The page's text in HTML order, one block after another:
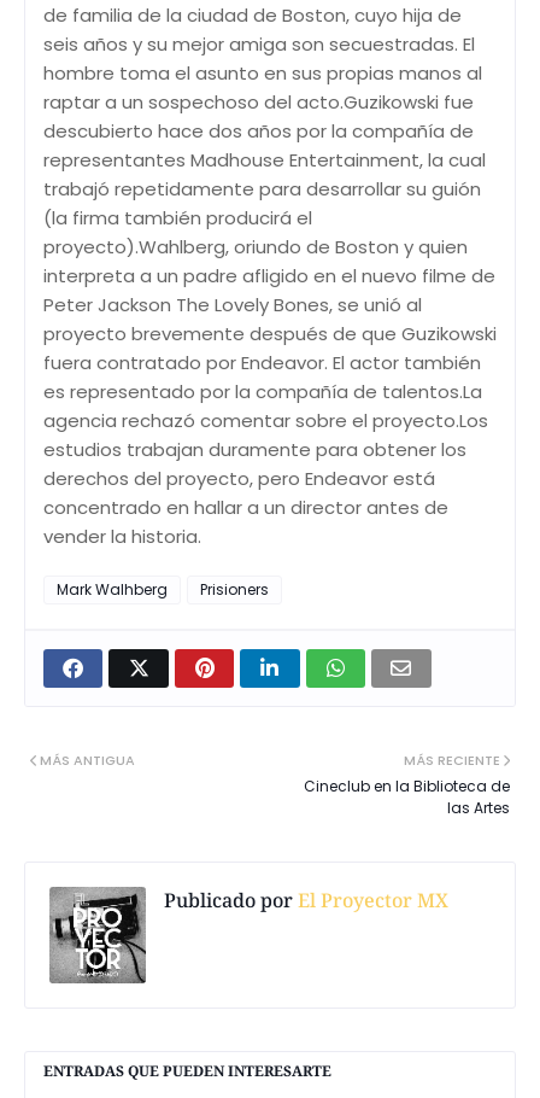
de familia de la ciudad de Boston, cuyo hija de
seis años y su mejor amiga son secuestradas. El
hombre toma el asunto en sus propias manos al
raptar a un sospechoso del acto.Guzikowski fue
descubierto hace dos años por la compañía de
representantes Madhouse Entertainment, la cual
trabajó repetidamente para desarrollar su guión
(la firma también producirá el
proyecto).Wahlberg, oriundo de Boston y quien
interpreta a un padre afligido en el nuevo filme de
Peter Jackson The Lovely Bones, se unió al
proyecto brevemente después de que Guzikowski
fuera contratado por Endeavor. El actor también
es representado por la compañía de talentos.La
agencia rechazó comentar sobre el proyecto.Los
estudios trabajan duramente para obtener los
derechos del proyecto, pero Endeavor está
concentrado en hallar a un director antes de
vender la historia.
Mark Walhberg Prisioners
MÁS RECIENTE
Cineclub en la Biblioteca de
las Artes
MÁS ANTIGUA
Publicado porEl Proyector MX
ENTRADAS QUE PUEDEN INTERESARTE